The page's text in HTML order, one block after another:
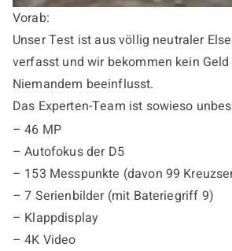
Vorab:
Unser Test ist aus völlig neutraler
verfasst und wir bekommen kein
Niemandem beeinflusst.
Das Experten-Team ist sowieso
– 46 MP
– Autofokus der D5
– 153 Messpunkte (davon 99
– 7 Serienbilder (mit Bateriegriff 9)
– Klappdisplay
– 4K Video